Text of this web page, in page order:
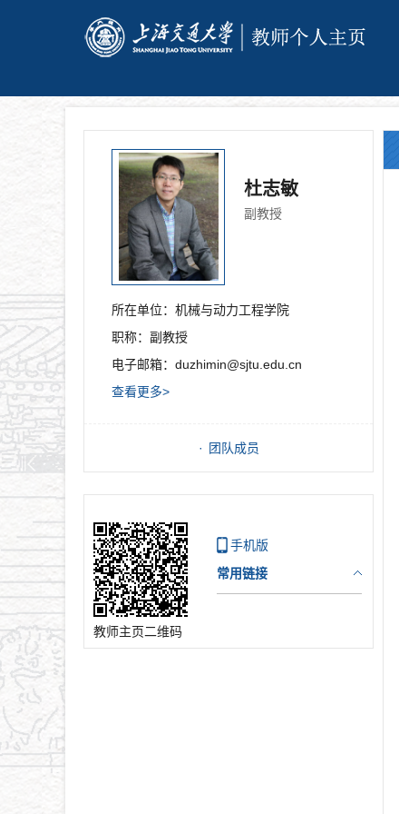
杜志敏
副教授
所在单位： 机械与动力工程学院
职称： 副教授
电子邮箱： duzhimin@sjtu.edu.cn
查看更多>
团队成员
教师主页二维码
手机版
常用链接